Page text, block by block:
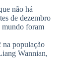
não há
de dezembro
mundo foram
na população
Wannian,